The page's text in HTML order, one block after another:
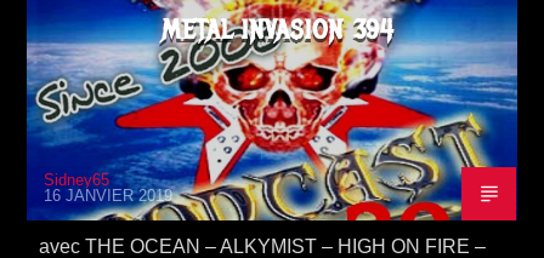
METAL INVASION 394
Sidney65
16 JANVIER 2019
avec THE OCEAN – ALKYMIST – HIGH ON FIRE –